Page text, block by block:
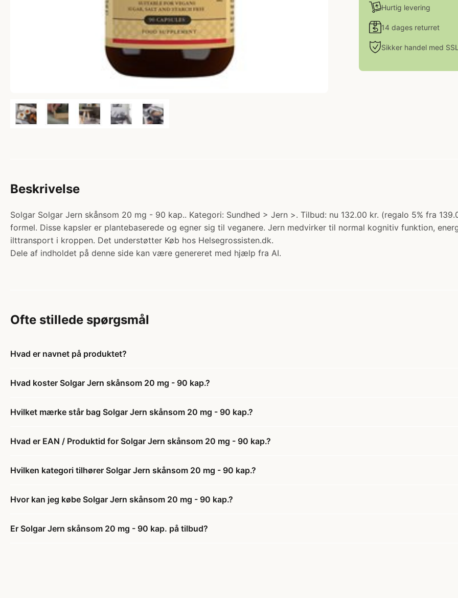
Hurtig levering
14 dages returret
Sikker handel med SSL
Beskrivelse
Solgar Solgar Jern skånsom 20 mg - 90 kap.. Kategori: Sundhed > Jern >. Tilbud: nu 132.00 kr. (regalo 5% fra
formel. Disse kapsler er plantebaserede og egner sig til veganere. Jern medvirker til normal kognitiv funktion,
ilttransport i kroppen. Det understøtter Køb hos Helsegrossisten.dk.
Dele af indholdet på denne side kan være genereret med hjælp fra AI.
Ofte stillede spørgsmål
Hvad er navnet på produktet?
Hvad koster Solgar Jern skånsom 20 mg - 90 kap.?
Hvilket mærke står bag Solgar Jern skånsom 20 mg - 90 kap.?
Hvad er EAN / Produktid for Solgar Jern skånsom 20 mg - 90 kap.?
Hvilken kategori tilhører Solgar Jern skånsom 20 mg - 90 kap.?
Hvor kan jeg købe Solgar Jern skånsom 20 mg - 90 kap.?
Er Solgar Jern skånsom 20 mg - 90 kap. på tilbud?